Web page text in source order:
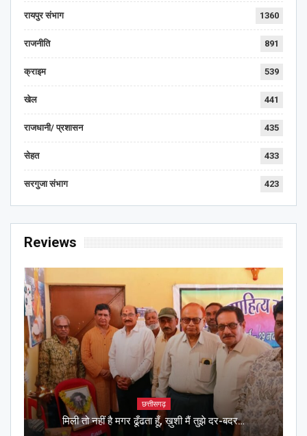
रायपुर संभाग 1360
राजनीति 891
क्राइम 539
खेल 441
राजधानी/ प्रशासन 435
सेहत 433
सरगुजा संभाग 423
Reviews
छत्तीसगढ़
मिली तो नहीं है मगर ढूँढता हूँ, ख़ुशी मैं तुझे दर-बदर…